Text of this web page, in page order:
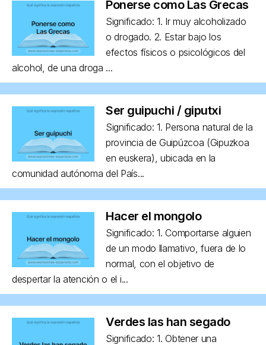
Ponerse como Las Grecas
Significado: 1. Ir muy alcoholizado
o drogado. 2. Estar bajo los
efectos físicos o psicológicos del
alcohol, de una droga ...
Ser guipuchi / giputxi
Significado: 1. Persona natural de la
provincia de Guipúzcoa (Gipuzkoa
en euskera), ubicada en la
comunidad autónoma del País...
Hacer el mongolo
Significado: 1. Comportarse alguien
de un modo llamativo, fuera de lo
normal, con el objetivo de
despertar la atención o el i...
Verdes las han segado
Significado: 1. Obtener una